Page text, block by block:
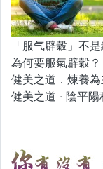
「服气辟穀」不
為何要服氣辟穀？
健美之道．煉養
健美之道 ‧ 陰平陽